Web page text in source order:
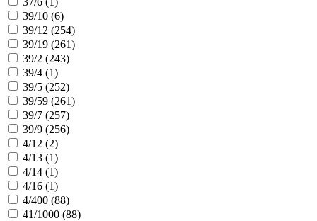
39/10 (6)
39/12 (254)
39/19 (261)
39/2 (243)
39/4 (1)
39/5 (252)
39/59 (261)
39/7 (257)
39/9 (256)
4/12 (2)
4/13 (1)
4/14 (1)
4/16 (1)
4/400 (88)
41/1000 (88)